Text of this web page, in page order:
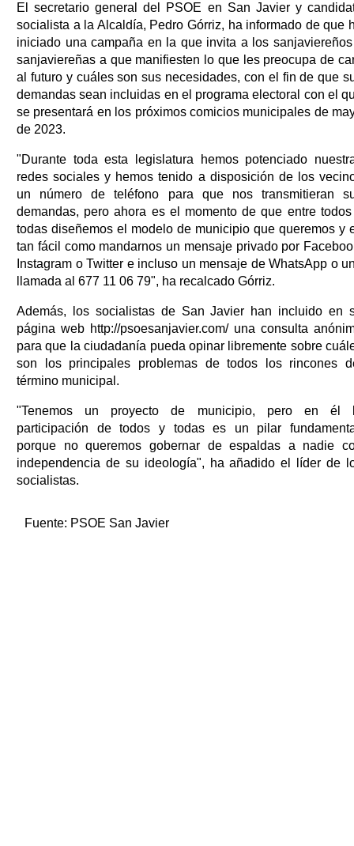
El secretario general del PSOE en San Javier y
socialista a la Alcaldía, Pedro Górriz, ha informado de que
iniciado una campaña en la que invita a los
sanjaviereñas a que manifiesten lo que les preocupa de
al futuro y cuáles son sus necesidades, con el fin de que
demandas sean incluidas en el programa electoral con el
se presentará en los próximos comicios municipales de
de 2023.
"Durante toda esta legislatura hemos potenciado
redes sociales y hemos tenido a disposición de los
un número de teléfono para que nos transmitieran
demandas, pero ahora es el momento de que entre
todas diseñemos el modelo de municipio que queremos y
tan fácil como mandarnos un mensaje privado por
Instagram o Twitter e incluso un mensaje de WhatsApp o
llamada al 677 11 06 79", ha recalcado Górriz.
Además, los socialistas de San Javier han incluido en
página web http://psoesanjavier.com/ una consulta
para que la ciudadanía pueda opinar libremente sobre
son los principales problemas de todos los rincones
término municipal.
"Tenemos un proyecto de municipio, pero en él
participación de todos y todas es un pilar
porque no queremos gobernar de espaldas a nadie
independencia de su ideología", ha añadido el líder de
socialistas.
Fuente: PSOE San Javier